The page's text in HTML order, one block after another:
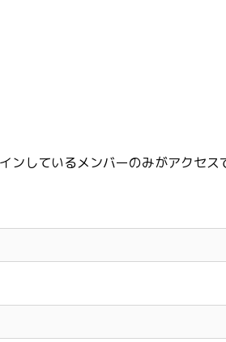
ンしているメンバーのみがアクセス